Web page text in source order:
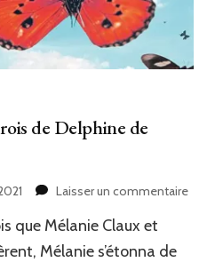
de Delphine de
Laisser un commentairesur
que Mélanie Claux et
Mélanie s’étonna de